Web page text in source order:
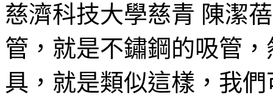
慈濟科技大學慈青 陳潔
管，就是不鏽鋼的吸管
具，就是類似這樣，我